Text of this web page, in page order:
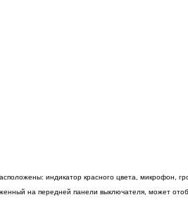
индикатор красного цвета, микрофон,
на передней панели выключателя, может